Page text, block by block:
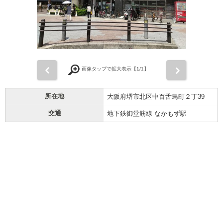
画像タップで拡大表示【1/1】
所在地 大阪府堺市北区中百舌鳥町２丁39
交通 地下鉄御堂筋線 なかもず駅